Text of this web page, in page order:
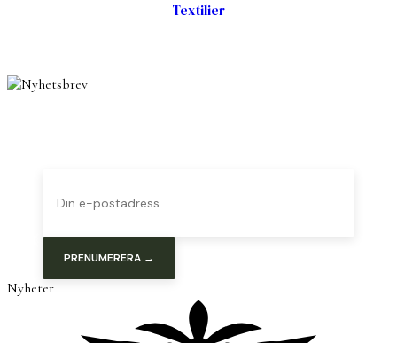
Textilier
NYHETSBREV
PRENUMERERA →
Nyheter